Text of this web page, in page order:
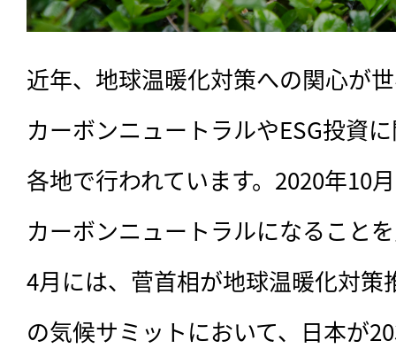
近年、地球温暖化対策への関心が
カーボンニュートラルやESG投資
各地で行われています。2020年10
カーボンニュートラルになること
4月には、菅首相が地球温暖化対策
の気候サミットにおいて、日本が